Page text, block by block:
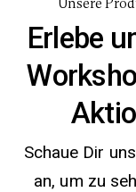
Unsere
Erlebe
Schaue Dir
an, um zu